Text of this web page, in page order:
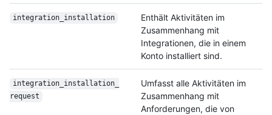
integration_installation
Enthält Aktivitäten im
Zusammenhang mit
Integrationen, die in einem
Konto installiert sind.
integration_installation_
request
Umfasst alle Aktivitäten im
Zusammenhang mit
Anforderungen, die von